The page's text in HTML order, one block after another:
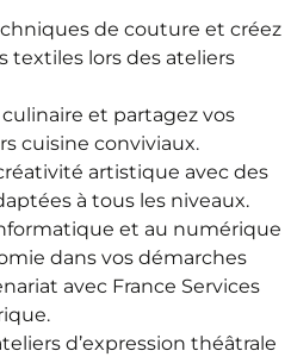
de couture et créez
textiles lors des ateliers
culinaire et partagez vos
cuisine conviviaux.
artistique avec des
à tous les niveaux.
et au numérique
dans vos démarches
avec France Services
d’expression théâtrale